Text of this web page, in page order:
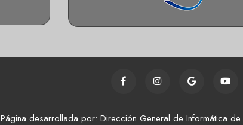
Página desarrollada por: Dirección General de Informática